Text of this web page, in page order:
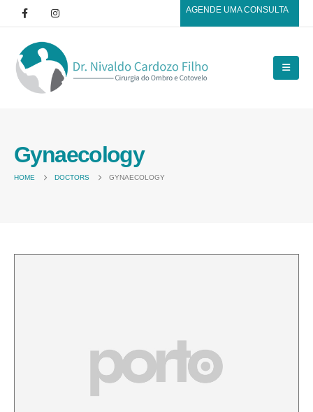
AGENDE UMA CONSULTA
Gynaecology
HOME DOCTORS GYNAECOLOGY